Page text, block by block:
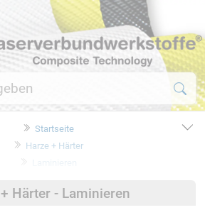
Startseite
Harze + Härter
Härter - Laminieren